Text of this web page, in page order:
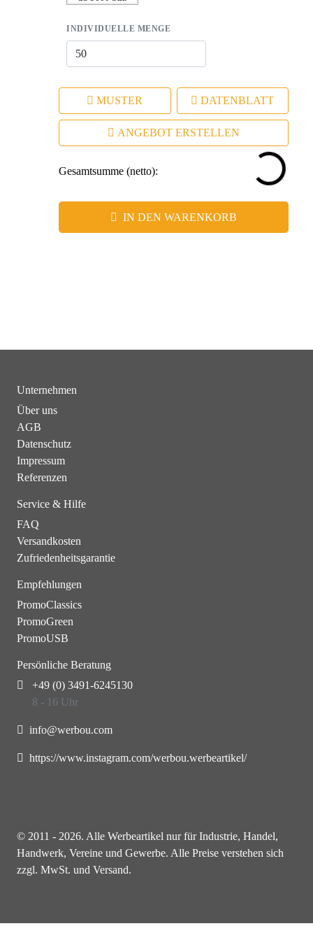
INDIVIDUELLE MENGE
MUSTER DATENBLATT
ANGEBOT ERSTELLEN
Gesamtsumme (netto):
IN DEN WARENKORB
Unternehmen
Über uns
AGB
Datenschutz
Impressum
Referenzen
Service & Hilfe
FAQ
Versandkosten
Zufriedenheitsgarantie
Empfehlungen
PromoClassics
PromoGreen
PromoUSB
Persönliche Beratung
+49 (0) 3491-6245130
8 - 16 Uhr
info@werbou.com
https://www.instagram.com/werbou.werbeartikel/
© 2011 - 2026. Alle Werbeartikel nur für Industrie, Handel,
Handwerk, Vereine und Gewerbe. Alle Preise verstehen sich
zzgl. MwSt. und Versand.